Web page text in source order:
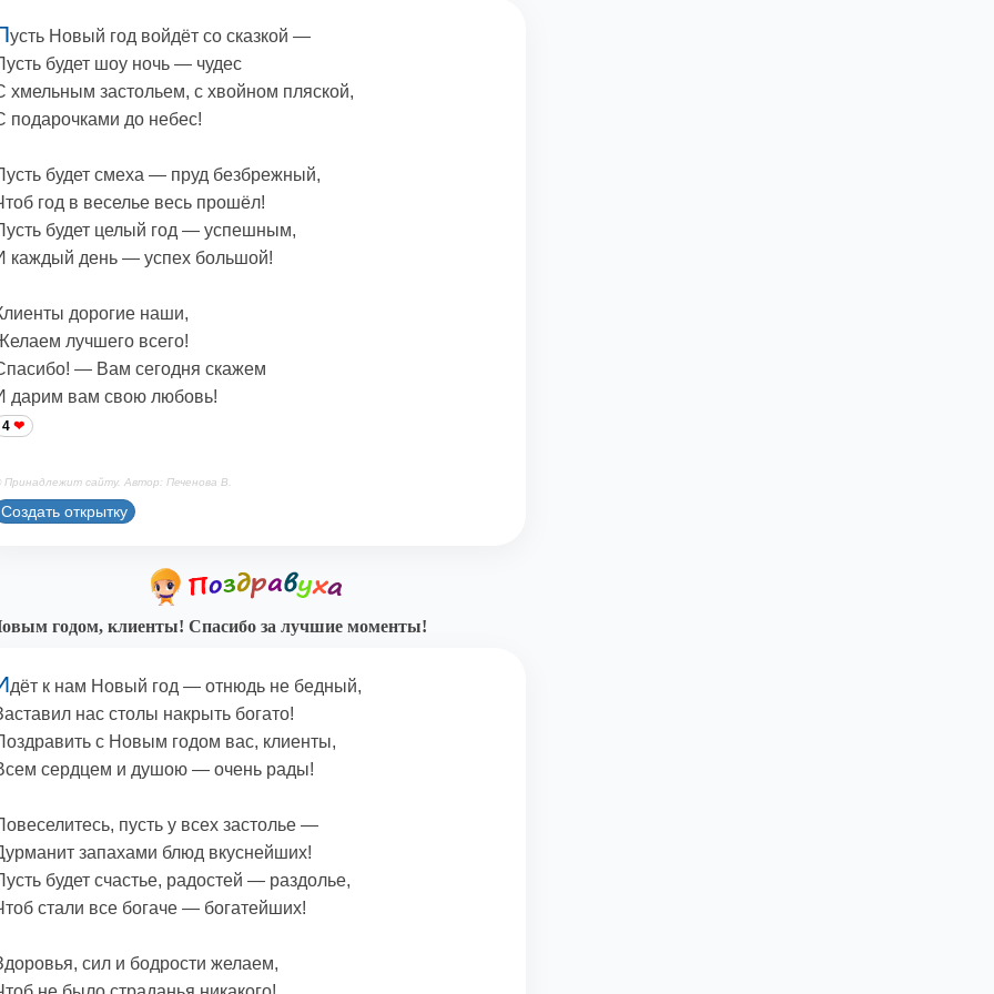
усть Новый год войдёт со сказкой —
будет шоу ночь — чудес
хмельным застольем, с хвойном пляской,
подарочками до небес!
будет смеха — пруд безбрежный,
год в веселье весь прошёл!
будет целый год — успешным,
каждый день — успех большой!
дорогие наши,
лучшего всего!
— Вам сегодня скажем
дарим вам свою любовь!
4
Принадлежит сайту. Автор: Печенова В.
Создать открытку
годом, клиенты! Спасибо за лучшие моменты!
дёт к нам Новый год — отнюдь не бедный,
нас столы накрыть богато!
с Новым годом вас, клиенты,
сердцем и душою — очень рады!
пусть у всех застолье —
запахами блюд вкуснейших!
будет счастье, радостей — раздолье,
стали все богаче — богатейших!
сил и бодрости желаем,